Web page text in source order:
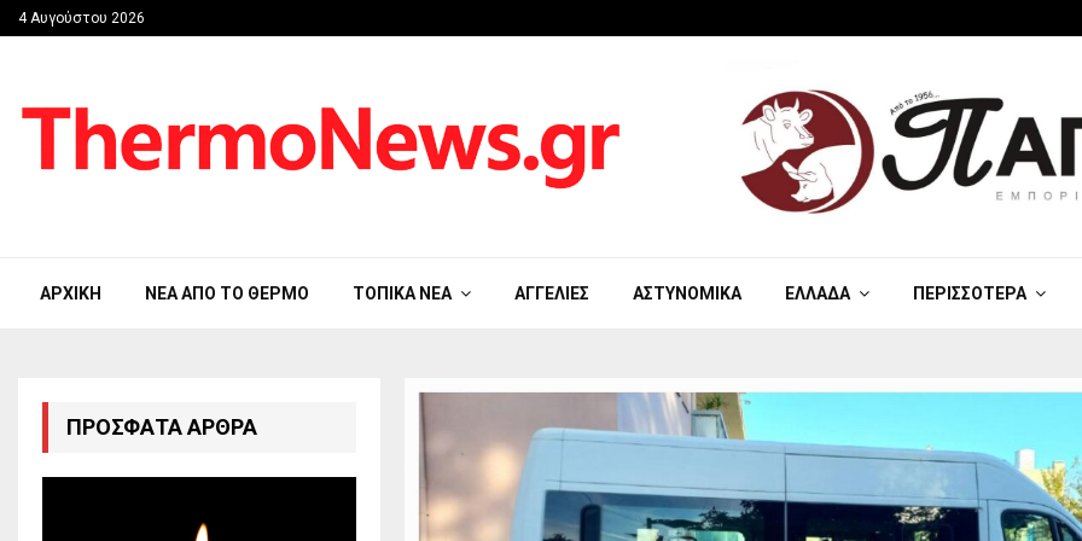
4 Αυγούστου 2026
ΑΡΧΙΚΉ ΝΈΑ ΑΠΟ ΤΟ ΘΈΡΜΟ ΤΟΠΙΚΆ ΝΈΑ ΑΓΓΕΛΊΕΣ ΑΣΤΥΝΟΜΙΚΆ ΕΛΛΆΔΑ ΠΕΡΙΣΣΌΤΕΡΑ
ΠΡΌΣΦΑΤΑ ΆΡΘΡΑ